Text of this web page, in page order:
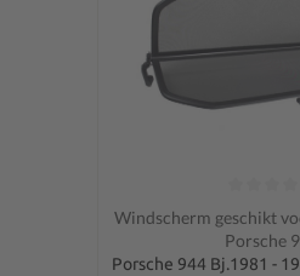
Gemiddelde waardering
Windscherm geschikt
Porsche
Porsche 944 Bj.1981 -